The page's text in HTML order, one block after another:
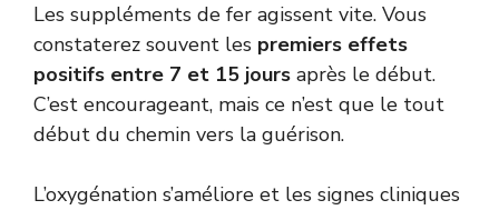
Les suppléments de fer agissent vite. Vous
constaterez souvent les premiers effets
positifs entre 7 et 15 jours après le début.
C’est encourageant, mais ce n’est que le tout
début du chemin vers la guérison.
L’oxygénation s’améliore et les signes cliniques